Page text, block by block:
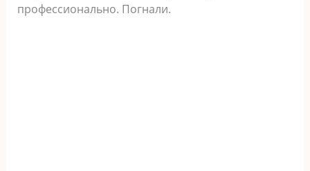
профессионально. Погнали.